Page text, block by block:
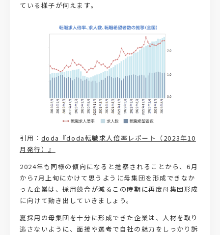
ている様子が伺えます。
引用： doda『doda転職求人倍率レポート（2023年10
月発行）』
2024年も同様の傾向になると推察されることから、6月
から7月上旬にかけて思うように母集団を形成できなか
った企業は、採用競合が減るこの時期に再度母集団形成
に向けて動き出していきましょう。
夏採用の母集団を十分に形成できた企業は、人材を取り
逃さないように、面接や選考で自社の魅力をしっかり訴